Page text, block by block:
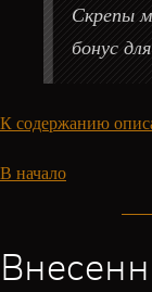
Скрепы
бонус
К содержанию
В начало